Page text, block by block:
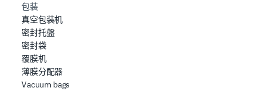
包装
真空包装机
密封托盤
密封袋
覆膜机
薄膜分配器
Vacuum bags